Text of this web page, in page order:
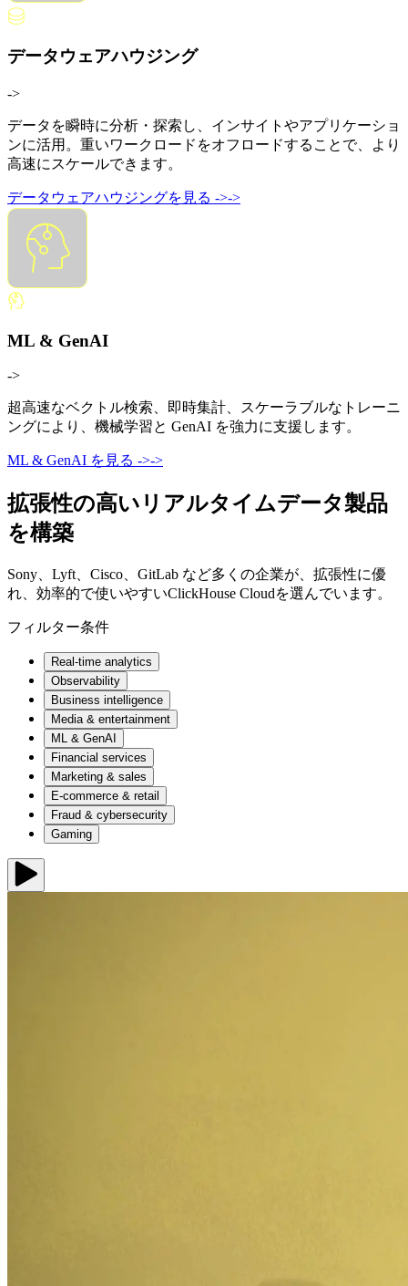
データウェアハウジング
->
データを瞬時に分析・探索し、インサイトやアプリケーショ
ンに活用。重いワークロードをオフロードすることで、より
高速にスケールできます。
データウェアハウジングを見る ->->
ML & GenAI
->
超高速なベクトル検索、即時集計、スケーラブルなトレーニ
ングにより、機械学習と GenAI を強力に支援します。
ML & GenAI を見る ->->
拡張性の高いリアルタイムデータ製品
を構築
Sony、Lyft、Cisco、GitLab など多くの企業が、拡張性に優
れ、効率的で使いやすいClickHouse Cloudを選んでいます。
フィルター条件
Real-time analytics
Observability
Business intelligence
Media & entertainment
ML & GenAI
Financial services
Marketing & sales
E-commerce & retail
Fraud & cybersecurity
Gaming